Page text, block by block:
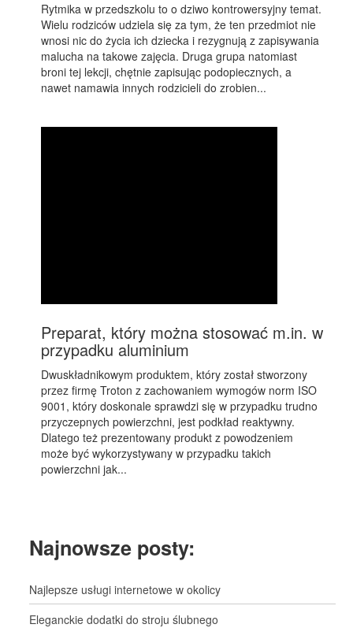
Rytmika w przedszkolu to o dziwo kontrowersyjny temat.
Wielu rodziców udziela się za tym, że ten przedmiot nie
wnosi nic do życia ich dziecka i rezygnują z zapisywania
malucha na takowe zajęcia. Druga grupa natomiast
broni tej lekcji, chętnie zapisując podopiecznych, a
nawet namawia innych rodzicieli do zrobien...
Preparat, który można stosować m.in. w
przypadku aluminium
Dwuskładnikowym produktem, który został stworzony
przez firmę Troton z zachowaniem wymogów norm ISO
9001, który doskonale sprawdzi się w przypadku trudno
przyczepnych powierzchni, jest podkład reaktywny.
Dlatego też prezentowany produkt z powodzeniem
może być wykorzystywany w przypadku takich
powierzchni jak...
Najnowsze posty:
Najlepsze usługi internetowe w okolicy
Eleganckie dodatki do stroju ślubnego